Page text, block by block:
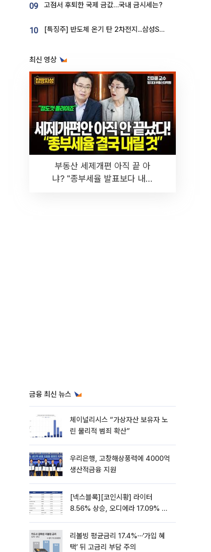
09 고점서 후퇴한 국제 금값…국내 금시세는?
10 [특징주] 반도체 온기 탄 2차전지...삼성SDI, 장 초반 7% 넘게 껑충
최신 영상
부동산 세제개편 아직 끝 아
냐? "종부세율 발표보다 내릴
금융 최신 뉴스
체이널리시스 “가상자산 보유자 노
린 물리적 범죄 확산”
우리은행, 고창해상풍력에 4000억
생산적금융 지원
[넥스블록][코인시황] 라이터
8.56% 상승, 오디에라 17.09% 하
리볼빙 평균금리 17.4%⋯‘가입 혜
택’ 뒤 고금리 부담 주의